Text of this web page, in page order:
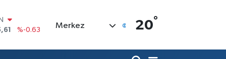
%0
%-0.08
Merkez 20°